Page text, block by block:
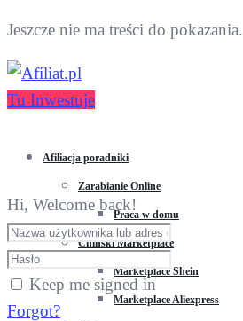
Jeszcze nie ma treści do pokazania.
Tu Inwestuje
Afiliacja poradniki
Zarabianie Online
Praca w domu
Chiński Marketplace
Marketplace Shein
Marketplace Aliexpress
Hi, Welcome back!
Keep me signed in
Forgot?